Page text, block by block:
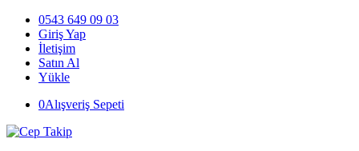
0543 649 09 03
Giriş Yap
İletişim
Satın Al
Yükle
0Alışveriş Sepeti